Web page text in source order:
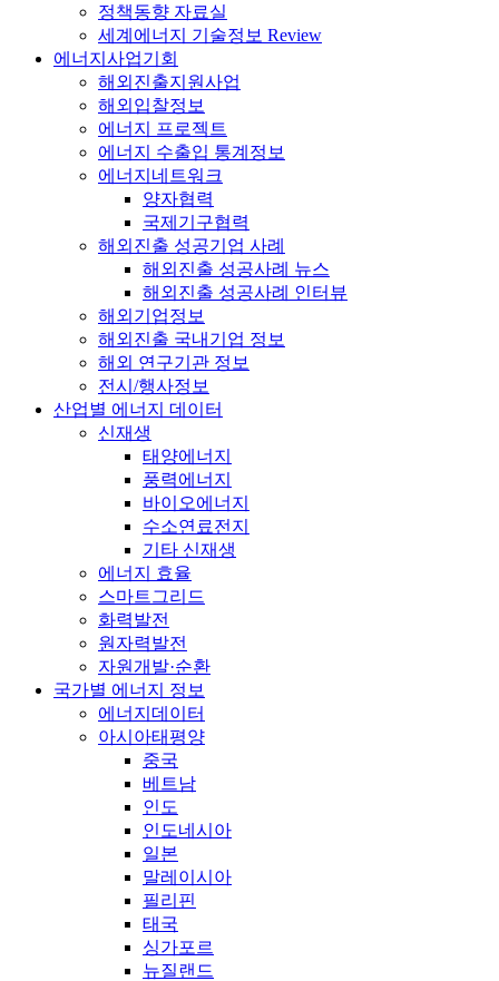
정책동향 자료실
세계에너지 기술정보 Review
에너지사업기회
해외진출지원사업
해외입찰정보
에너지 프로젝트
에너지 수출입 통계정보
에너지네트워크
양자협력
국제기구협력
해외진출 성공기업 사례
해외진출 성공사례 뉴스
해외진출 성공사례 인터뷰
해외기업정보
해외진출 국내기업 정보
해외 연구기관 정보
전시/행사정보
산업별 에너지 데이터
신재생
태양에너지
풍력에너지
바이오에너지
수소연료전지
기타 신재생
에너지 효율
스마트그리드
화력발전
원자력발전
자원개발·순환
국가별 에너지 정보
에너지데이터
아시아태평양
중국
베트남
인도
인도네시아
일본
말레이시아
필리핀
태국
싱가포르
뉴질랜드